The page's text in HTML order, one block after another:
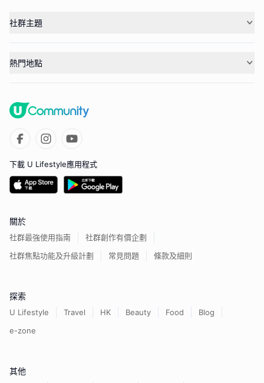
社群主題
熱門地點
下載 U Lifestyle應用程式
關於
社群最強使用指南
社群創作有價企劃
社群焦點功能及升級計劃
常見問題 條款及細則
探索
U Lifestyle Travel HK Beauty Food
Blog
e-zone
其他